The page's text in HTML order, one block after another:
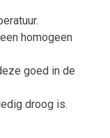
homogeen
goed in de
droog is.